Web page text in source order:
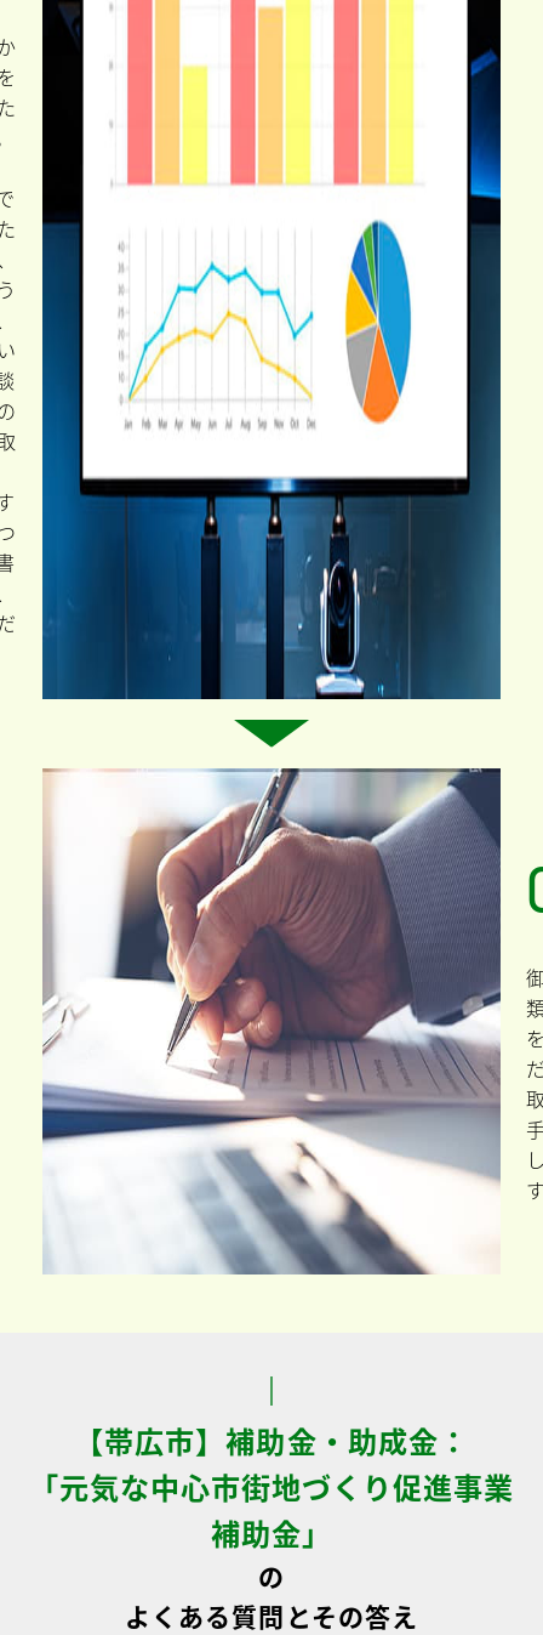
【帯広市】補助金・助成金：
「元気な中心市街地づくり促進事業
補助金」
の
よくある質問とその答え